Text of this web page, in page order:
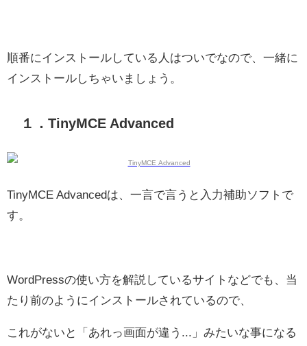
順番にインストールしている人はついでなので、一緒に
インストールしちゃいましょう。
１．TinyMCE Advanced
TinyMCE Advancedは、一言で言うと入力補助ソフトで
す。
WordPressの使い方を解説しているサイトなどでも、当
たり前のようにインストールされているので、
これがないと「あれっ画面が違う...」みたいな事になる